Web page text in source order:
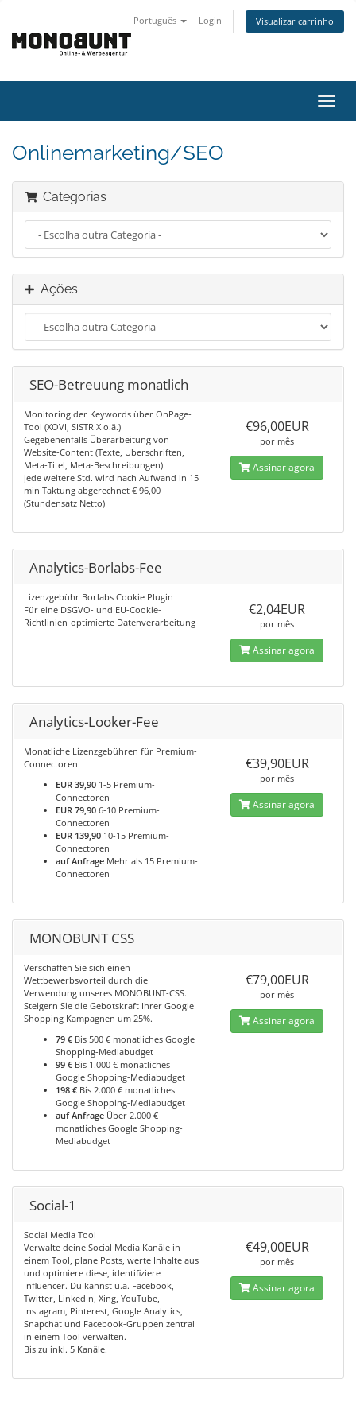
Português Login Visualizar carrinho
Onlinemarketing/SEO
Categorias
Ações
SEO-Betreuung monatlich
Monitoring der Keywords über OnPage-
Tool (XOVI, SISTRIX o.ä.)
Gegebenenfalls Überarbeitung von
Website-Content (Texte, Überschriften,
Meta-Titel, Meta-Beschreibungen)
jede weitere Std. wird nach Aufwand in 15
min Taktung abgerechnet € 96,00
(Stundensatz Netto)
€96,00EUR
por mês
Assinar agora
Analytics-Borlabs-Fee
Lizenzgebühr Borlabs Cookie Plugin
Für eine DSGVO- und EU-Cookie-
Richtlinien-optimierte Datenverarbeitung
€2,04EUR
por mês
Assinar agora
Analytics-Looker-Fee
Monatliche Lizenzgebühren für Premium-
Connectoren
EUR 39,90 1-5 Premium-
Connectoren
EUR 79,90 6-10 Premium-
Connectoren
EUR 139,90 10-15 Premium-
Connectoren
auf Anfrage Mehr als 15 Premium-
Connectoren
€39,90EUR
por mês
Assinar agora
MONOBUNT CSS
Verschaffen Sie sich einen
Wettbewerbsvorteil durch die
Verwendung unseres MONOBUNT-CSS.
Steigern Sie die Gebotskraft Ihrer Google
Shopping Kampagnen um 25%.
79 € Bis 500 € monatliches Google
Shopping-Mediabudget
99 € Bis 1.000 € monatliches
Google Shopping-Mediabudget
198 € Bis 2.000 € monatliches
Google Shopping-Mediabudget
auf Anfrage Über 2.000 €
monatliches Google Shopping-
Mediabudget
€79,00EUR
por mês
Assinar agora
Social-1
Social Media Tool
Verwalte deine Social Media Kanäle in
einem Tool, plane Posts, werte Inhalte aus
und optimiere diese, identifiziere
Influencer. Du kannst u.a. Facebook,
Twitter, LinkedIn, Xing, YouTube,
Instagram, Pinterest, Google Analytics,
Snapchat und Facebook-Gruppen zentral
in einem Tool verwalten.
Bis zu inkl. 5 Kanäle.
€49,00EUR
por mês
Assinar agora